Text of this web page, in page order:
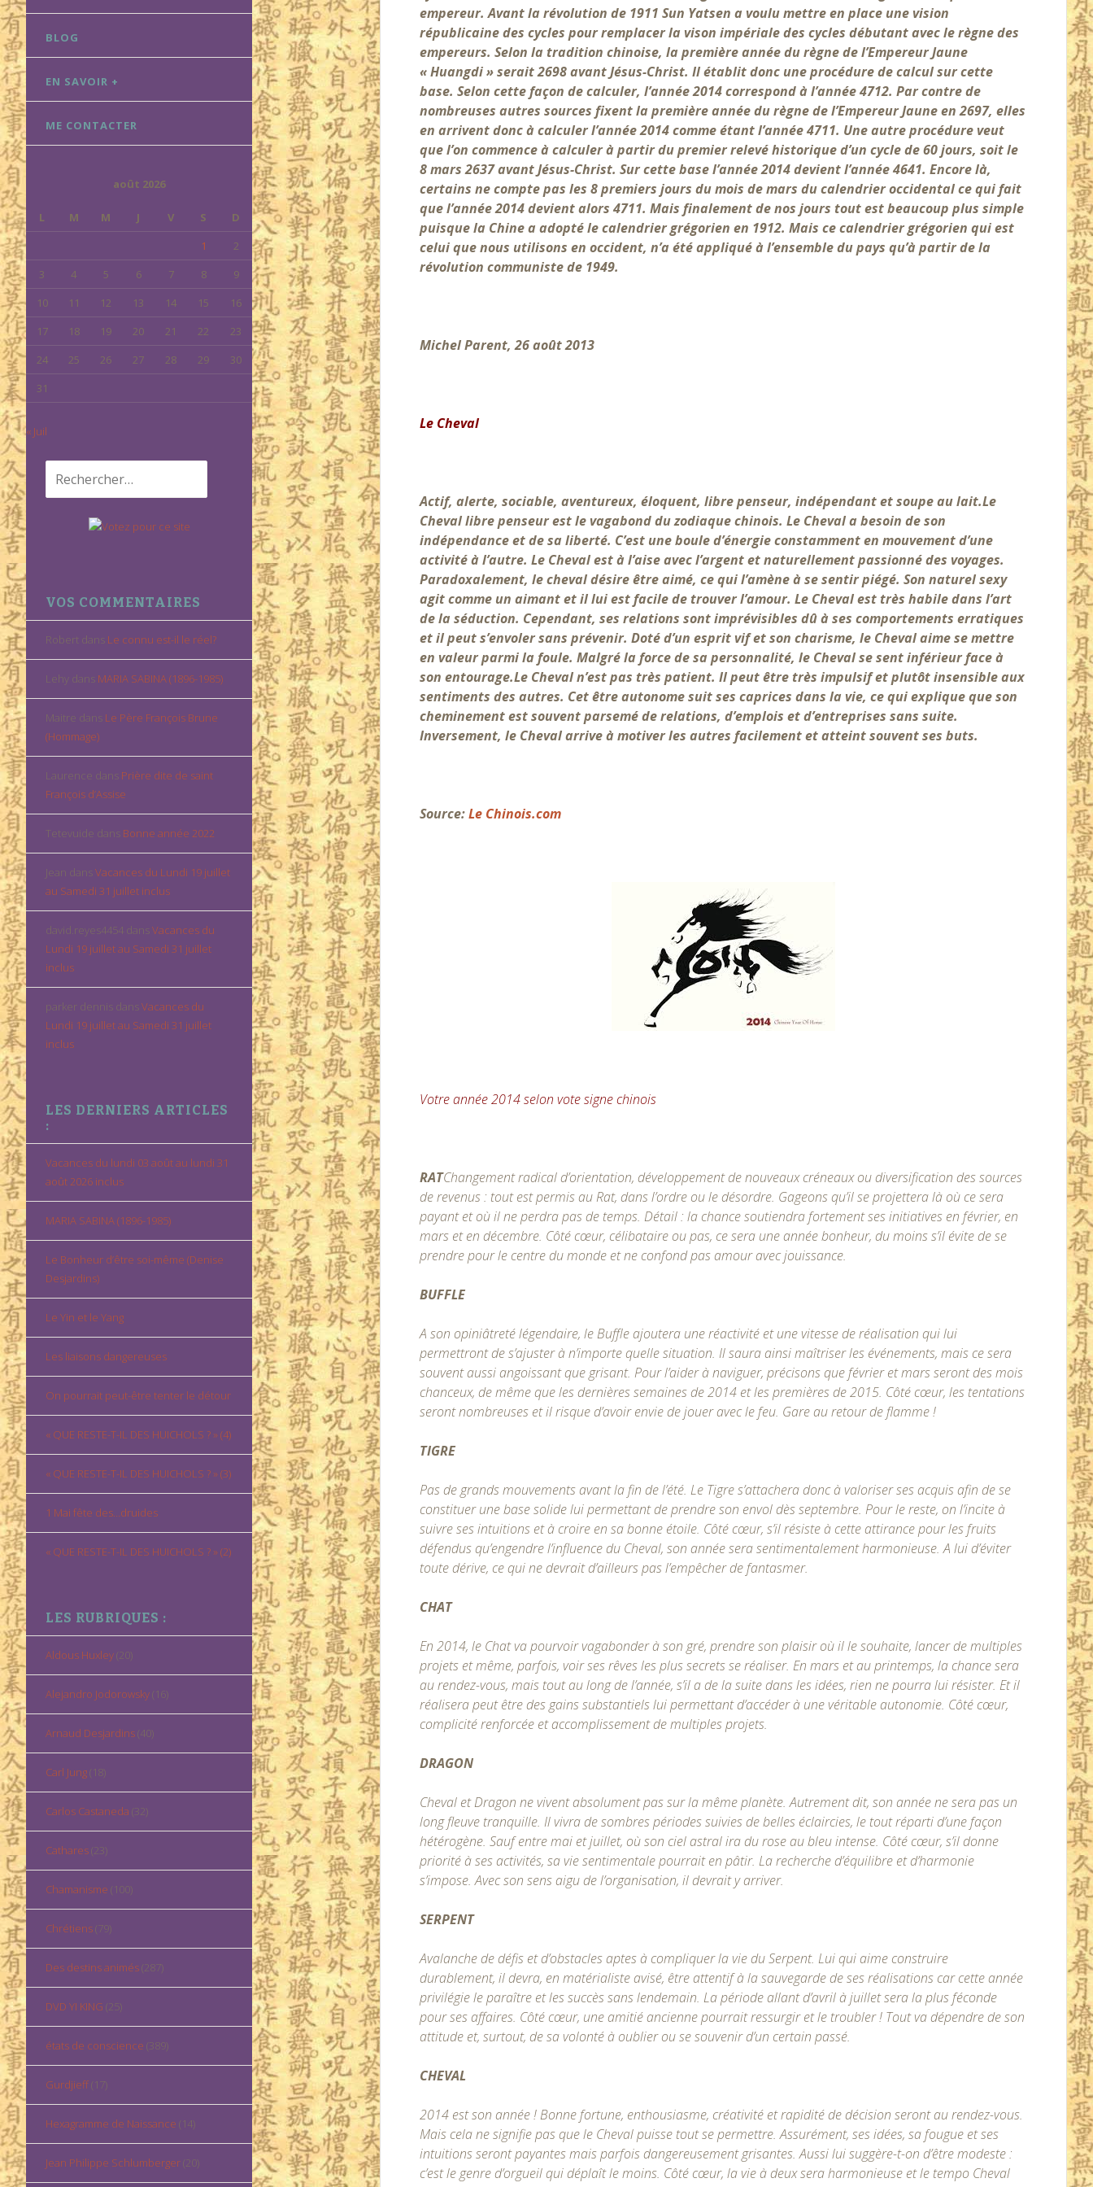
BLOG
EN SAVOIR +
ME CONTACTER
août 2026
L M M J V S
D
1
2
3
4 5 6 7 8
9
10
11 12 13 14 15
16
17
18 19 20 21 22
23
24
25 26 27 28 29
30
31
« Juil
Rechercher :
VOS COMMENTAIRES
Robert dans Le connu est-il le réel?
Lehy dans MARIA SABINA (1896-1985)
Maitre dans Le Père François Brune
(Hommage)
Laurence dans Prière dite de saint
François d’Assise
Tetevuide dans Bonne année 2022
Jean dansVacances du Lundi 19 juillet
au Samedi 31 juillet inclus
david.reyes4454 dansVacances du
Lundi 19 juillet au Samedi 31 juillet
inclus
parker dennis dansVacances du
Lundi 19 juillet au Samedi 31 juillet
inclus
LES DERNIERS ARTICLES
:
Vacances du lundi 03 août au lundi 31
août 2026 inclus
MARIA SABINA (1896-1985)
Le Bonheur d’être soi-même (Denise
Desjardins)
Le Yin et le Yang
Les liaisons dangereuses
On pourrait peut-être tenter le détour
« QUE RESTE-T-IL DES HUICHOLS ? » (4)
« QUE RESTE-T-IL DES HUICHOLS ? » (3)
1 Mai fête des…druides
« QUE RESTE-T-IL DES HUICHOLS ? » (2)
LES RUBRIQUES :
Aldous Huxley(20)
Alejandro Jodorowsky(16)
Arnaud Desjardins(40)
Carl Jung(18)
Carlos Castaneda (32)
Cathares(23)
Chamanisme (100)
Chrétiens(79)
Des destins animés(287)
DVD YI KING (25)
états de conscience (389)
Gurdjieff(17)
Hexagramme de Naissance (14)
Jean Philippe Schlumberger(20)
empereur. Avant la révolution de 1911 Sun Yatsen a voulu mettre en place une vision
républicaine des cycles pour remplacer la vison impériale des cycles débutant avec le règne des
empereurs. Selon la tradition chinoise, la première année du règne de l’Empereur Jaune
« Huangdi » serait 2698 avant Jésus-Christ. Il établit donc une procédure de calcul sur cette
base. Selon cette façon de calculer, l’année 2014 correspond à l’année 4712. Par contre de
nombreuses autres sources fixent la première année du règne de l’Empereur Jaune en 2697, elles
en arrivent donc à calculer l’année 2014 comme étant l’année 4711. Une autre procédure veut
que l’on commence à calculer à partir du premier relevé historique d’un cycle de 60 jours, soit le
8 mars 2637 avant Jésus-Christ. Sur cette base l’année 2014 devient l’année 4641. Encore là,
certains ne compte pas les 8 premiers jours du mois de mars du calendrier occidental ce qui fait
que l’année 2014 devient alors 4711.Mais finalement de nos jours tout est beaucoup plus simple
puisque la Chine a adopté le calendrier grégorien en 1912. Mais ce calendrier grégorien qui est
celui que nous utilisons en occident, n’a été appliqué à l’ensemble du pays qu’à partir de la
révolution communiste de 1949.
Michel Parent, 26 août 2013
Le Cheval
Actif, alerte, sociable, aventureux, éloquent, libre penseur, indépendant et soupe au lait.Le
Cheval libre penseur est le vagabond du zodiaque chinois. Le Cheval a besoin de son
indépendance et de sa liberté. C’est une boule d’énergie constamment en mouvement d’une
activité à l’autre. Le Cheval est à l’aiseavec l’argent et naturellement passionné des voyages.
Paradoxalement, le cheval désire être aimé, ce qui l’amène à se sentir piégé. Son naturel sexy
agit comme un aimant et il lui est facile de trouver l’amour. Le Cheval est très habile dans l’art
de la séduction. Cependant, ses relations sont imprévisibles dû à ses comportements erratiques
et il peut s’envoler sans prévenir. Doté d’un esprit vif et son charisme, le Cheval aime se mettre
en valeur parmi la foule. Malgré la force de sa personnalité, le Cheval se sent inférieur face à
son entourage.Le Cheval n’est pas très patient. Il peut être très impulsif et plutôt insensible aux
sentiments des autres. Cet être autonome suit ses caprices dans la vie, ce qui explique que son
cheminement est souvent parsemé de relations, d’emplois et d’entreprises sans suite.
Inversement, le Cheval arrive à motiver les autres facilement et atteint souvent ses buts.
Source:Le Chinois.com
Votre année 2014 selon vote signe chinois
RATChangement radical d’orientation, développement de nouveaux créneaux ou diversification des sources
de revenus : tout est permis au Rat, dans l’ordre ou le désordre. Gageons qu’il se projettera là où ce sera
payant et où il ne perdra pas de temps. Détail : la chance soutiendra fortement ses initiatives en février, en
mars et en décembre. Côté cœur, célibataire ou pas, ce sera une année bonheur, du moins s’il évite de se
prendre pour le centre du monde et ne confond pas amour avec jouissance.
BUFFLE
A son opiniâtreté légendaire, le Buffle ajoutera une réactivité et une vitesse de réalisation qui lui
permettront de s’ajuster à n’importe quelle situation. Il saura ainsi maîtriser les événements, mais ce sera
souvent aussi angoissant que grisant. Pour l’aider à naviguer, précisons que février et mars seront des mois
chanceux, de même que les dernières semaines de 2014 et les premières de 2015. Côté cœur, les tentations
seront nombreuses et il risque d’avoir envie de jouer avec le feu. Gare au retour de flamme !
TIGRE
Pas de grands mouvements avant la fin de l’été. Le Tigre s’attachera donc à valoriser ses acquis afin de se
constituer une base solide lui permettant de prendre son envol dès septembre. Pour le reste, on l’incite à
suivre ses intuitions et à croire en sa bonne étoile. Côté cœur, s’il résiste à cette attirance pour les fruits
défendus qu’engendre l’influence du Cheval, son année sera sentimentalement harmonieuse. A lui d’éviter
toute dérive, ce qui ne devrait d’ailleurs pas l’empêcher de fantasmer.
CHAT
En 2014, le Chat va pourvoir vagabonder à son gré, prendre son plaisir où il le souhaite, lancer de multiples
projets et même, parfois, voir ses rêves les plus secrets se réaliser. En mars et au printemps, la chance sera
au rendez-vous, mais tout au long de l’année, s’il a de la suite dans les idées, rien ne pourra lui résister. Et il
réalisera peut être des gains substantiels lui permettant d’accéder à une véritable autonomie. Côté cœur,
complicité renforcée et accomplissement de multiples projets.
DRAGON
Cheval et Dragon ne vivent absolument pas sur la même planète. Autrement dit, son année ne sera pas un
long fleuve tranquille. Il vivra de sombres périodes suivies de belles éclaircies, le tout réparti d’une façon
hétérogène. Sauf entre mai et juillet, où son ciel astral ira du rose au bleu intense. Côté cœur, s’il donne
priorité à ses activités, sa vie sentimentale pourrait en pâtir. La recherche d’équilibre et d’harmonie
s’impose. Avec son sens aigu de l’organisation, il devrait y arriver.
SERPENT
Avalanche de défis et d’obstacles aptes à compliquer la vie du Serpent. Lui qui aime construire
durablement, il devra, en matérialiste avisé, être attentif à la sauvegarde de ses réalisations car cette année
privilégie le paraître et les succès sans lendemain. La période allant d’avril à juillet sera la plus féconde
pour ses affaires. Côté cœur, une amitié ancienne pourrait ressurgir et le troubler ! Tout va dépendre de son
attitude et, surtout, de sa volonté à oublier ou se souvenir d’un certain passé.
CHEVAL
2014 est son année ! Bonne fortune, enthousiasme, créativité et rapidité de décision seront au rendez-vous.
Mais cela ne signifie pas que le Cheval puisse tout se permettre. Assurément, ses idées, sa fougue et ses
intuitions seront payantes mais parfois dangereusement grisantes. Aussi lui suggère-t-on d’être modeste :
c’est le genre d’orgueil qui déplaît le moins. Côté cœur, la vie à deux sera harmonieuse et le tempo Cheval